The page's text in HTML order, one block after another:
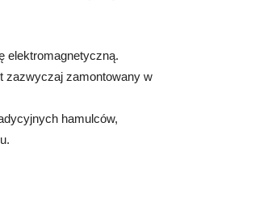
elektromagnetyczną.
zazwyczaj zamontowany w
hamulców,